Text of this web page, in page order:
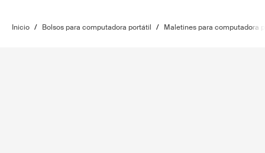
Inicio / Bolsos para computadora portátil / Maletines para computadora